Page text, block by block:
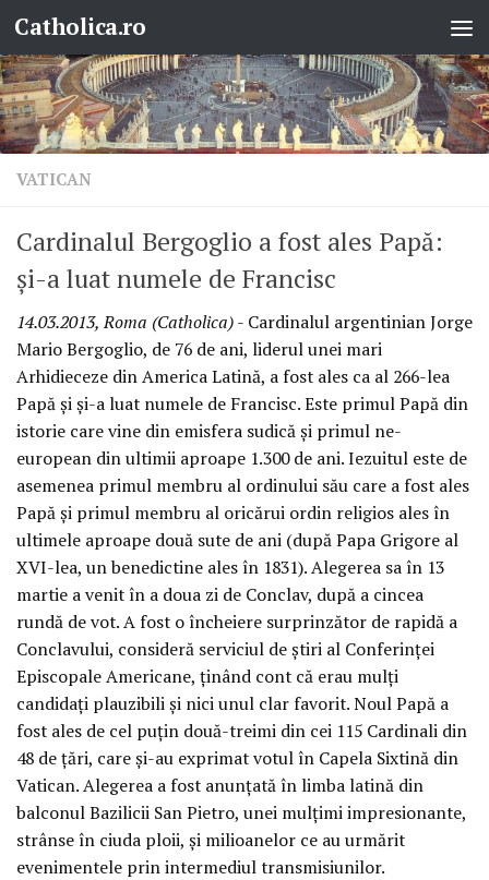
Skip to content
Catholica.ro
VATICAN
Cardinalul Bergoglio a fost ales Papă:
şi-a luat numele de Francisc
14.03.2013, Roma (Catholica)- Cardinalul argentinian Jorge
Mario Bergoglio, de 76 de ani, liderul unei mari
Arhidieceze din America Latină, a fost ales ca al 266-lea
Papă şi şi-a luat numele de Francisc. Este primul Papă din
istorie care vine din emisfera sudică şi primul ne-
european din ultimii aproape 1.300 de ani. Iezuitul este de
asemenea primul membru al ordinului său care a fost ales
Papă şi primul membru al oricărui ordin religios ales în
ultimele aproape două sute de ani (după Papa Grigore al
XVI-lea, un benedictine ales în 1831). Alegerea sa în 13
martie a venit în a doua zi de Conclav, după a cincea
rundă de vot. A fost o încheiere surprinzător de rapidă a
Conclavului, consideră serviciul de ştiri al Conferinţei
Episcopale Americane, ţinând cont că erau mulţi
candidaţi plauzibili şi nici unul clar favorit. Noul Papă a
fost ales de cel puţin două-treimi din cei 115 Cardinali din
48 de ţări, care şi-au exprimat votul în Capela Sixtină din
Vatican. Alegerea a fost anunţată în limba latină din
balconul Bazilicii San Pietro, unei mulţimi impresionante,
strânse în ciuda ploii, şi milioanelor ce au urmărit
evenimentele prin intermediul transmisiunilor.